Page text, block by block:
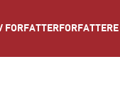
FORFATTER FORFATTERE